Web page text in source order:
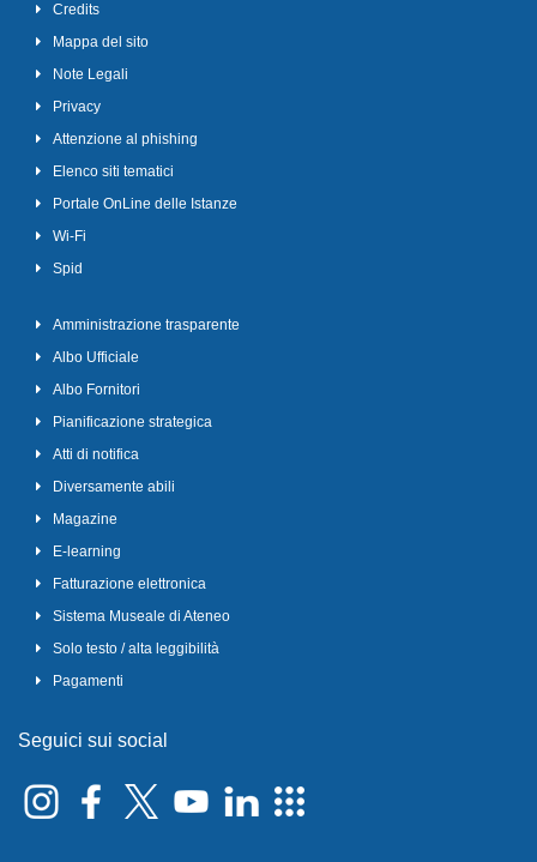
Credits
Mappa del sito
Note Legali
Privacy
Attenzione al phishing
Elenco siti tematici
Portale OnLine delle Istanze
Wi-Fi
Spid
Amministrazione trasparente
Albo Ufficiale
Albo Fornitori
Pianificazione strategica
Atti di notifica
Diversamente abili
Magazine
E-learning
Fatturazione elettronica
Sistema Museale di Ateneo
Solo testo / alta leggibilità
Pagamenti
Seguici sui social